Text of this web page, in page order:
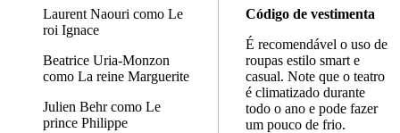
Laurent Naouri como Le
roi Ignace
Beatrice Uria-Monzon
como La reine Marguerite
Julien Behr como Le
prince Philippe
Código de vestimenta
É recomendável o uso de
roupas estilo smart e
casual. Note que o teatro
é climatizado durante
todo o ano e pode fazer
um pouco de frio.